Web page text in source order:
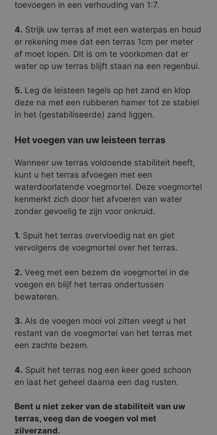
toevoegen in een verhouding van 1:7.
4. Strijk uw terras af met een waterpas en houd
er rekening mee dat een terras 1cm per meter
af moet lopen. Dit is om te voorkomen dat er
water op uw terras blijft staan na een regenbui.
5. Leg de leisteen tegels op het zand en klop
deze na met een rubberen hamer tot ze stabiel
in het (gestabiliseerde) zand liggen.
Het voegen van uw leisteen terras
Wanneer uw terras voldoende stabiliteit heeft,
kunt u het terras afvoegen met een
waterdoorlatende voegmortel. Deze voegmortel
kenmerkt zich door het afvoeren van water
zonder gevoelig te zijn voor onkruid.
1. Spuit het terras overvloedig nat en giet
vervolgens de voegmortel over het terras.
2. Veeg met een bezem de voegmortel in de
voegen en blijf het terras ondertussen
bewateren.
3. Als de voegen mooi vol zitten veegt u het
restant van de voegmortel van het terras met
een zachte bezem.
4. Spuit het terras nog een keer goed schoon
en laat het geheel daarna een dag rusten.
Bent u niet zeker van de stabiliteit van uw
terras, veeg dan de voegen vol met
zilverzand.